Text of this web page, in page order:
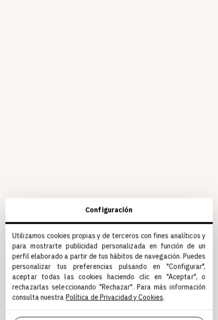
Configuración
Utilizamos cookies propias y de terceros con fines analíticos y
para mostrarte publicidad personalizada en función de un
perfil elaborado a partir de tus hábitos de navegación. Puedes
personalizar tus preferencias pulsando en "Configurar",
aceptar todas las cookies haciendo clic en "Aceptar", o
rechazarlas seleccionando "Rechazar". Para más información
consulta nuestra Política de Privacidad y Cookies.